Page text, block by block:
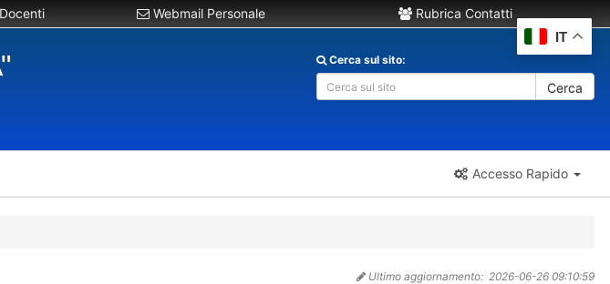
Webmail Personale Rubrica Contatti
Cerca sul sito:
Cerca
Accesso Rapido
Ultimo aggiornamento: 2026-06-26 09:10:59
IT